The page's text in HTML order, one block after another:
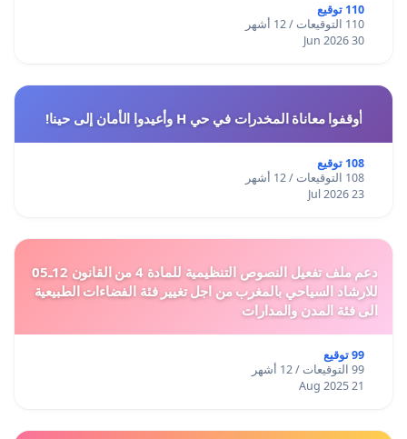
110 توقيع
110 التوقيعات / 12 أشهر
30 Jun 2026
أوقفوا معاناة المخدرات في حي H وأعيدوا الأمان إلى حينا!
108 توقيع
108 التوقيعات / 12 أشهر
23 Jul 2026
دعم ملف تفعيل النصوص التنظيمية للمادة 4 من القانون 12ـ05
للارشاد السياحي بالمغرب من اجل تغيير فئة الفضاءات الطبيعية
الى فئة المدن والمدارات
99 توقيع
99 التوقيعات / 12 أشهر
21 Aug 2025